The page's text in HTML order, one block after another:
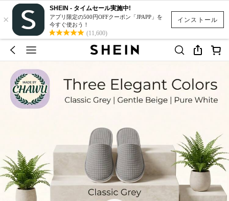
インストール
×
SHEIN - タイムセール実施中!
アプリ限定の500円OFFクーポン「JPAPP」を
今すぐ使おう！
(11,600)